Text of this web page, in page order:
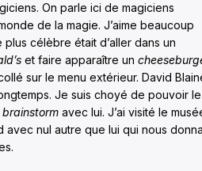
On parle ici de magiciens
de la magie. J’aime beaucoup
célèbre était d’aller dans un
et faire apparaître un
sur le menu extérieur. David
Je suis choyé de pouvoir le
brainstorm avec lui. J’ai visité le
nul autre que lui qui nous